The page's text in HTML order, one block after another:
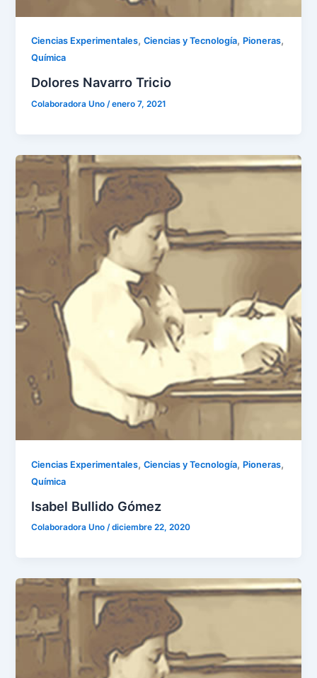
Ciencias Experimentales,Ciencias y Tecnología, Pioneras,
Química
Dolores Navarro Tricio
Colaboradora Uno/enero 7, 2021
Ciencias Experimentales,Ciencias y Tecnología, Pioneras,
Química
Isabel Bullido Gómez
Colaboradora Uno/diciembre 22, 2020